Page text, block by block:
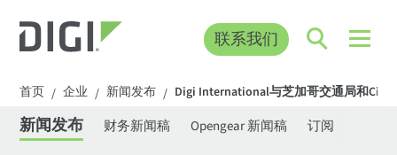
联系我们
首页 / 企业 / 新闻发布 / Digi International与芝加哥交通局和City
新闻发布 财务新闻稿 Opengear 新闻稿 订阅